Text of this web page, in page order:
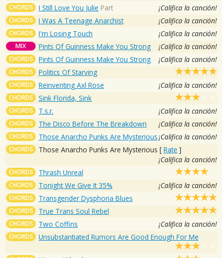
CHORDS I Still Love You Julie Part ¡Califica la canción!
CHORDS I Was A Teenage Anarchist ¡Califica la canción!
CHORDS I'm Losing Touch ¡Califica la canción!
MIX Pints Of Guinness Make You Strong ¡Califica la canción!
CHORDS Pints Of Guinness Make You Strong ¡Califica la canción!
CHORDS Politics Of Starving
CHORDS Reinventing Axl Rose ¡Califica la canción!
CHORDS Sink Florida, Sink
CHORDS T.s.r. ¡Califica la canción!
CHORDS The Disco Before The Breakdown ¡Califica la canción!
CHORDS Those Anarcho Punks Are Mysterious¡Califica la canción!
CHORDS Those Anarcho Punks Are Mysterious [ Rate ]
¡Califica la canción!
CHORDS Thrash Unreal
CHORDS Tonight We Give It 35% ¡Califica la canción!
CHORDS Transgender Dysphoria Blues
CHORDS True Trans Soul Rebel
CHORDS Two Coffins ¡Califica la canción!
CHORDS Unsubstantiated Rumors Are Good Enough For Me